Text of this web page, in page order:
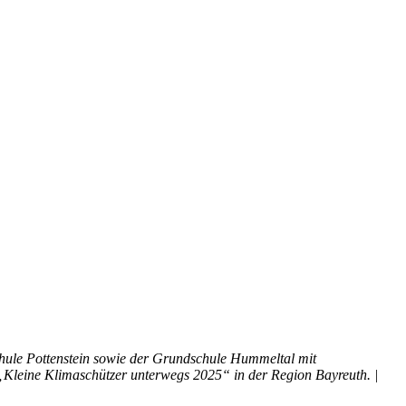
Pottenstein sowie der Grundschule Hummeltal mit
Klimaschützer unterwegs 2025“ in der Region Bayreuth. |